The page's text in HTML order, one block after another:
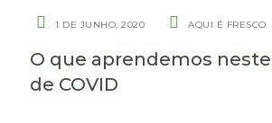
1 DE JUNHO, 2020 AQUI É FRESCO
O que aprendemos
de COVID